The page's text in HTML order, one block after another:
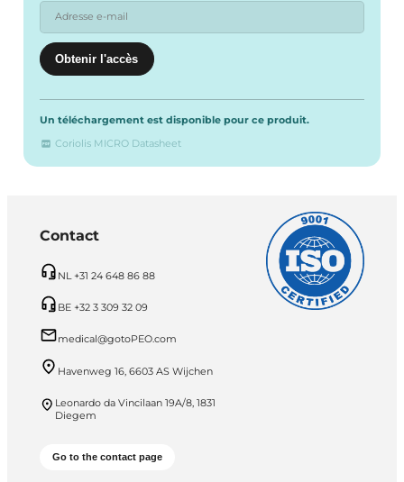
Un téléchargement est disponible pour ce produit.
Coriolis MICRO Datasheet
Contact
NL +31 24 648 86 88
BE +32 3 309 32 09
medical@gotoPEO.com
Havenweg 16, 6603 AS Wijchen
Leonardo da Vincilaan 19A/8, 1831
Diegem
Go to the contact page